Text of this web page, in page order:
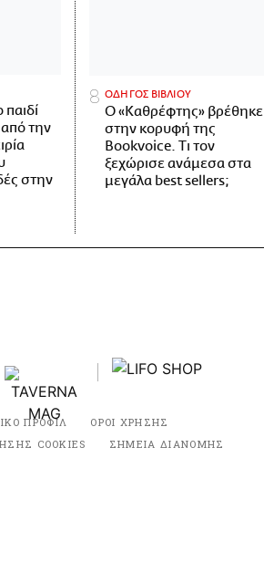
την
στην
ΟΔΗΓΟΣ ΒΙΒΛΙΟΥ
Ο «Καθρέφτης» βρέθηκε
στην κορυφή της
Bookvoice. Τι τον
ξεχώρισε ανάμεσα στα
μεγάλα best sellers;
ΠΡΟΦΙΛ
ΟΡΟΙ ΧΡΗΣΗΣ
COOKIES
ΣΗΜΕΙΑ ΔΙΑΝΟΜΗΣ